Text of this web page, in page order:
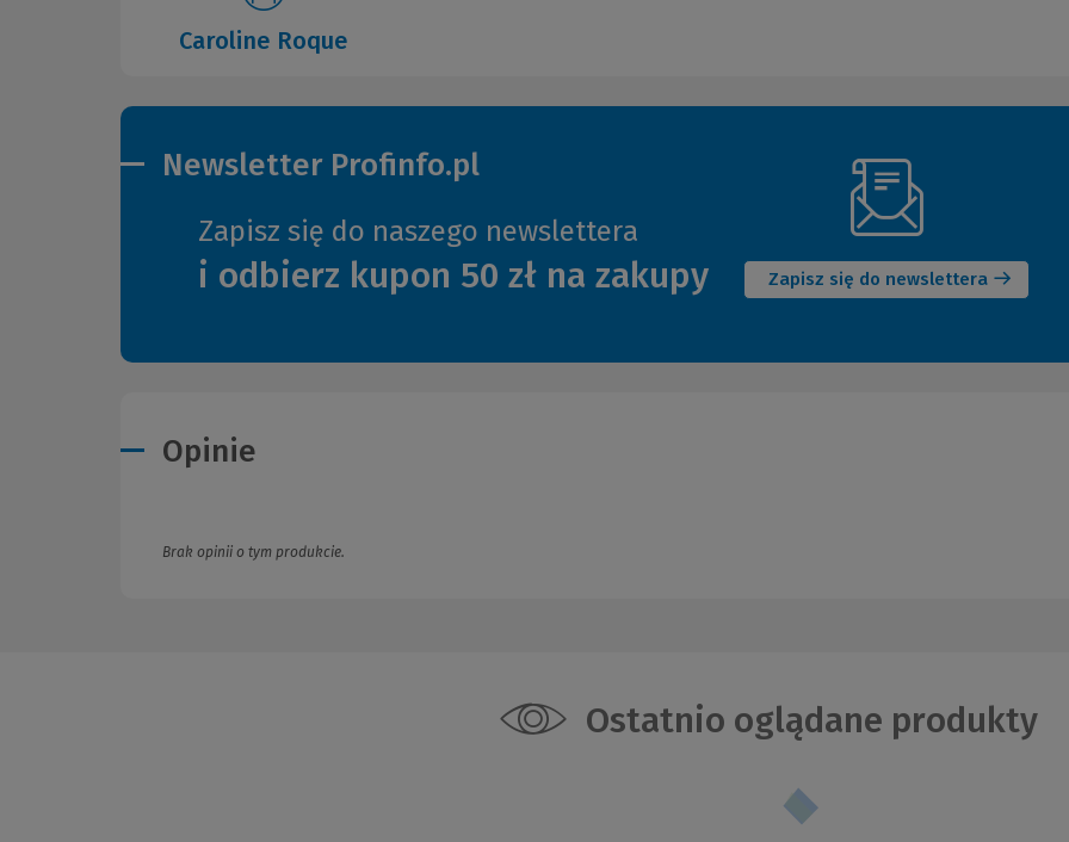
Caroline Roque
Newsletter Profinfo.pl
Zapisz się do naszego newslettera
i odbierz kupon 50 zł na zakupy Zapisz się do newslettera
okno)
Opinie
Brak opinii o tym produkcie.
Ostatnio oglądane produkty